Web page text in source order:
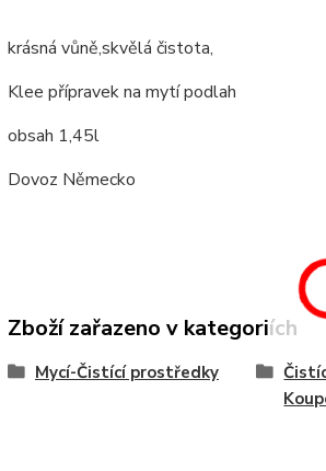
krásná vůně,skvělá čistota,
Klee přípravek na mytí podlah
obsah 1,45l
Dovoz Německo
Zboží zařazeno v kategoriích
Mycí-Čistící prostředky